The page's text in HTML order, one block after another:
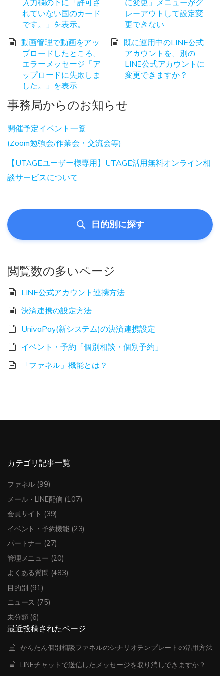
入力欄の下に「許可さ
れていない国のカード
です。」を表示。
に変更」メニューがグ
レーアウトして設定変
更できない
動画管理で動画をアッ
プロードしたところ、
エラーメッセージ「ア
ップロードに失敗しま
した。」を表示
既に運用中のLINE公式
アカウントを、別の
LINE公式アカウントに
変更できますか？
事務局からのお知らせ
開催予定イベント一覧
(Zoom勉強会/作業会・交流会等)
【UTAGEユーザー様専用】UTAGE活用無料オンライン相
談サービスについて
目的別に探す
閲覧数の多いページ
LINE公式アカウント連携方法
決済連携の設定方法
UnivaPay(新システム)の決済連携設定
イベント・予約「個別相談・個別予約」
「ファネル」機能とは？
カテゴリ記事一覧
ファネル (99)
メール・LINE配信 (107)
会員サイト (39)
イベント・予約機能 (23)
パートナー (27)
管理メニュー (20)
よくある質問 (483)
目的別 (91)
ニュース (75)
未分類 (6)
最近投稿されたページ
かんたん個別相談ファネルのシナリオテンプレートの活用方法
LINEチャットで送信したメッセージを取り消しできますか？